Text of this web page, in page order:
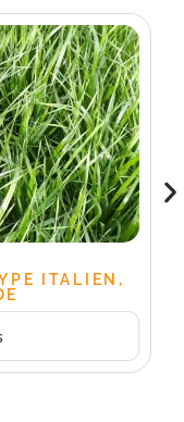
ITALIEN,